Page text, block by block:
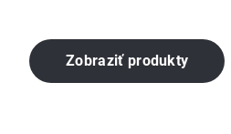
Zobraziť produkty